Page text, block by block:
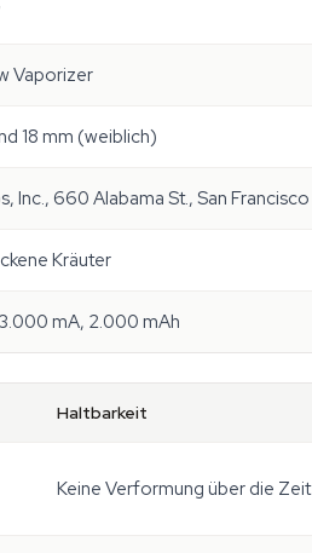
Vaporizer
18 mm (weiblich)
Inc., 660 Alabama St., San Francisco
Kräuter
mA, 2.000 mAh
Haltbarkeit
Keine Verformung über die Zeit